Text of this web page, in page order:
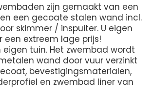
zijn gemaakt van een
een gecoate stalen wand incl.
skimmer / inspuiter. U eigen
een extreem lage prijs!
eigen tuin. Het zwembad wordt
wand door vuur verzinkt
bevestigingsmaterialen,
en zwembad liner van